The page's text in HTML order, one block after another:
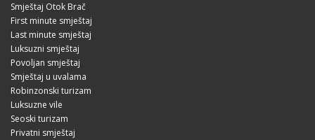
Smještaj Otok Brač
First minute smještaj
Last minute smještaj
Luksuzni smještaj
Povoljan smještaj
Smještaj u uvalama
Robinzonski turizam
Luksuzne vile
Seoski turizam
Privatni smještaj